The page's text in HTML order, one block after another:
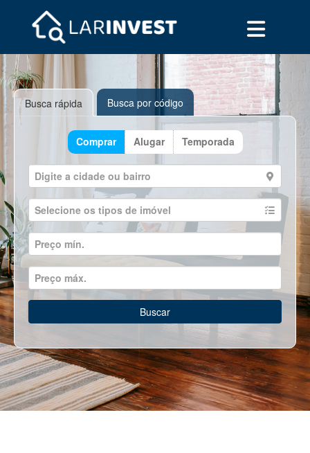
Busca rápida Busca por código
Comprar Alugar Temporada